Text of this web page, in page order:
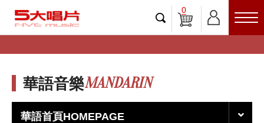
0
華語音樂MANDARIN
華語首頁HOMEPAGE